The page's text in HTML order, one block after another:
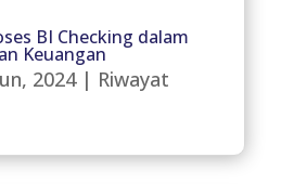
BI Checking dalam
Keuangan
2024| Riwayat